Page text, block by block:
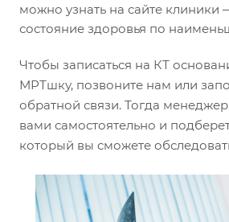
можно узнать на сайте клиники
состояние здоровья по
Чтобы записаться на КТ
МРТшку, позвоните нам или
обратной связи. Тогда
вами самостоятельно и
который вы сможете